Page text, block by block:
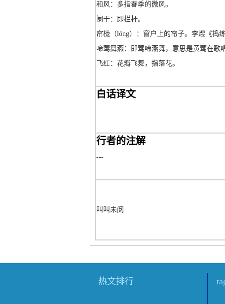
和风：多指春季的微风。
阑干：即栏杆。
帘栊（lóng）：窗户上的帘子。李煜《捣
啼莺舞燕：即莺啼燕舞，意思是黄莺在歌
飞红：花瓣飞舞，指落花。
白话译文
行者的注解
---
叫叫未阅
热文排行